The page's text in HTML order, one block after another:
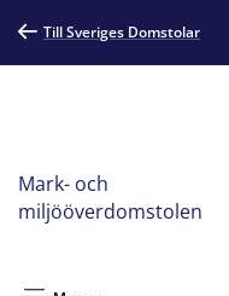
Till Sveriges Domstolar
Mark- och
miljööverdomstolen